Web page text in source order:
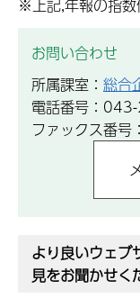
※上記,年報の指数
お問い合わせ
所属課室： 総合
電話番号：
ファックス番
より良いウェブ
見をお聞かせく